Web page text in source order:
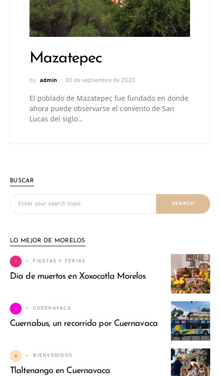
Mazatepec
by admin 30 de septiembre de 2020
El poblado de Mazatepec fue fundado en donde
ahora puede observarse el convento de San
Lucas del siglo…
BUSCAR
Search for:
SEARCH
LO MEJOR DE MORELOS
1 FIESTAS Y FERIAS
Dia de muertos en Xoxocotla Morelos
2 CUERNAVACA
Cuernabus, un recorrido por Cuernavaca
3 BIENVENIDOS
Tlaltenango en Cuernavaca